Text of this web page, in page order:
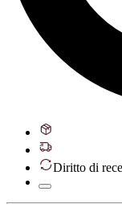
Diritto di